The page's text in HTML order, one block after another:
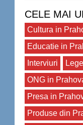
CELE MAI
Cultura in
Educatie in
Interviuri
ONG in
Presa in
Produse din